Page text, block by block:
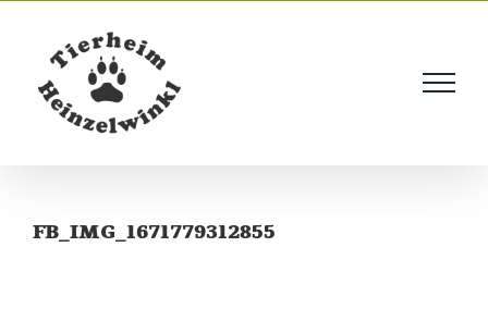
content
FB_IMG_1671779312855